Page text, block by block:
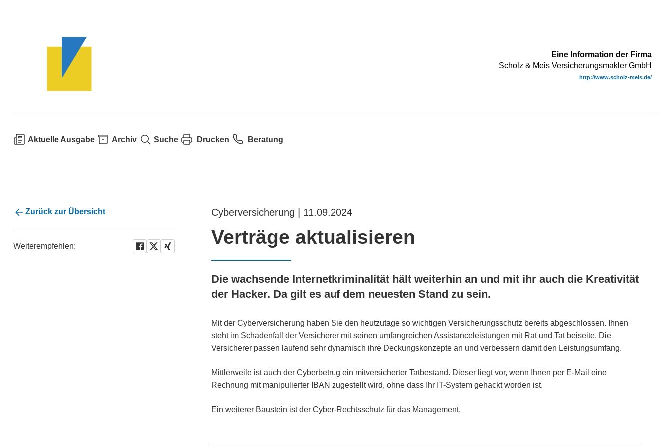
Eine Information der Firma
Scholz & Meis Versicherungsmakler GmbH
http://www.scholz-meis.de/
Aktuelle Ausgabe Archiv Suche Drucken Beratung
Cyberversicherung | 11.09.2024
Verträge aktualisieren
Die wachsende Internetkriminalität hält weiterhin an und mit ihr auch die Kreativität
der Hacker. Da gilt es auf dem neuesten Stand zu sein.
Mit der Cyberversicherung haben Sie den heutzutage so wichtigen Versicherungsschutz bereits abgeschlossen. Ihnen
steht im Schadenfall der Versicherer mit seinen umfangreichen Assistanceleistungen mit Rat und Tat beiseite. Die
Versicherer passen laufend sehr dynamisch ihre Deckungskonzepte an und verbessern damit den Leistungsumfang.
Mittlerweile ist auch der Cyberbetrug ein mitversicherter Tatbestand. Dieser liegt vor, wenn Ihnen per E-Mail eine
Rechnung mit manipulierter IBAN zugestellt wird, ohne dass Ihr IT-System gehackt worden ist.
Ein weiterer Baustein ist der Cyber-Rechtsschutz für das Management.
Zurück zur Übersicht
Weiterempfehlen: